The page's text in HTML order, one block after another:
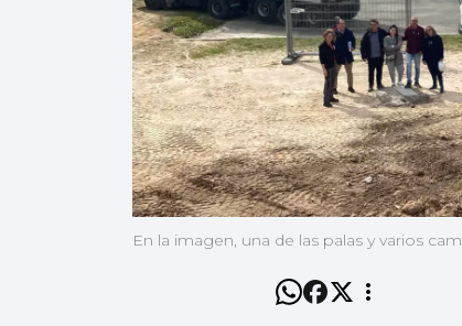
En la imagen, una de las palas y varios